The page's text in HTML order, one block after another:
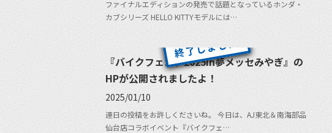
ファイナルエディションの発売で話題となっているホンダ・
カブシリーズ HELLO KITTYモデルには…
『バイクフェスタ2025in夢メッセみやぎ』の
HPが公開されましたよ！
2025/01/10
連日の投稿をお許しくださいね。 今日は、AJ東北＆南海部品
仙台店コラボイベント『バイクフェ…